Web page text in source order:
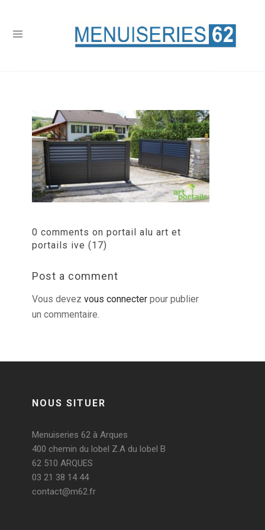
0 comments on portail alu art et
portails ive (17)
Post a comment
Vous devez vous connecter pour publier
un commentaire.
NOUS SITUER
Menuiseries 62 à Arques
400 chemin du lobel Z.A du lobel B
62 510 ARQUES
03 21 38 14 44
contact@m62.fr